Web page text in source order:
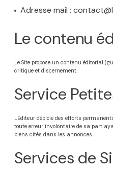
Adresse mail :
Le contenu
Le Site propose un contenu éditorial
critique et discernement.
Service
L'Editeur déploie des efforts
toute erreur involontaire de sa part
biens cités dans les annonces.
Services de